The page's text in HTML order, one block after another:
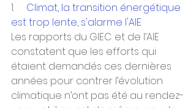
1. Climat, la transition énergétique
est trop lente, s'alarme l'AIE
Les rapports du GIEC et de l’AIE
constatent que les efforts qui
étaient demandés ces dernières
années pour contrer l’évolution
climatique n’ont pas été au rendez-